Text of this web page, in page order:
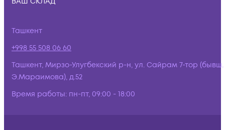
Ташкент
+998 55 508 06 60
Ташкент, Мирзо-Улугбекский р-н, ул. Сайрам 7-тор (бывш.
Э.Мараимова), д.52
Время работы: пн-пт, 09:00 - 18:00